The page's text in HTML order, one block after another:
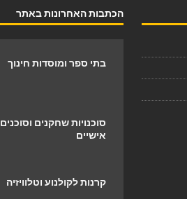
הכתבות האחרונות באתר
בתי ספר ומוסדות חינוך
סוכנויות שחקנים וסוכנים
אישיים
קרנות לקולנוע וטלוויזיה